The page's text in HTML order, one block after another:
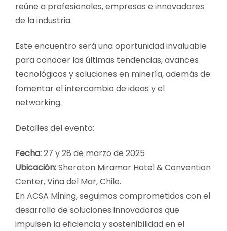
reúne a profesionales, empresas e innovadores
de la industria.
Este encuentro será una oportunidad invaluable
para conocer las últimas tendencias, avances
tecnológicos y soluciones en minería, además de
fomentar el intercambio de ideas y el
networking.
Detalles del evento:
Fecha:27 y 28 de marzo de 2025
Ubicación:Sheraton Miramar Hotel & Convention
Center, Viña del Mar, Chile.
En ACSA Mining, seguimos comprometidos con el
desarrollo de soluciones innovadoras que
impulsen la eficiencia y sostenibilidad en el